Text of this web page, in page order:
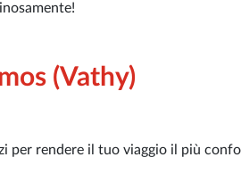
(Vathy)
per rendere il tuo viaggio il più